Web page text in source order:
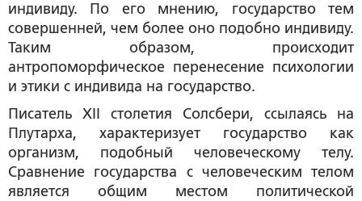
индивиду. По его мнению, государство тем
совершенней, чем более оно подобно индивиду.
Таким образом, происходит
антропоморфическое перенесение психологии
и этики с индивида на государство.
Писатель XII столетия Солсбери, ссылаясь на
Плутарха, характеризует государство как
организм, подобный человеческому телу.
Сравнение государства с человеческим телом
является общим местом политической